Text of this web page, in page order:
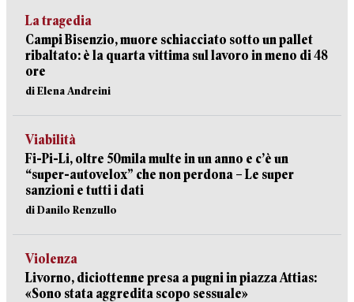
La tragedia
Campi Bisenzio, muore schiacciato sotto un pallet
ribaltato: è la quarta vittima sul lavoro in meno di 48
ore
di Elena Andreini
Viabilità
Fi-Pi-Li, oltre 50mila multe in un anno e c’è un
“super-autovelox” che non perdona – Le super
sanzioni e tutti i dati
di Danilo Renzullo
Violenza
Livorno, diciottenne presa a pugni in piazza Attias:
«Sono stata aggredita scopo sessuale»